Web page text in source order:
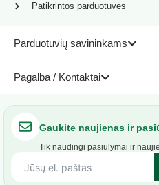
Parduotuvių savininkams
Pagalba / Kontaktai
Patikrintos parduotuvės
Gaukite naujienas ir
Tik naudingi pasiūlymai ir